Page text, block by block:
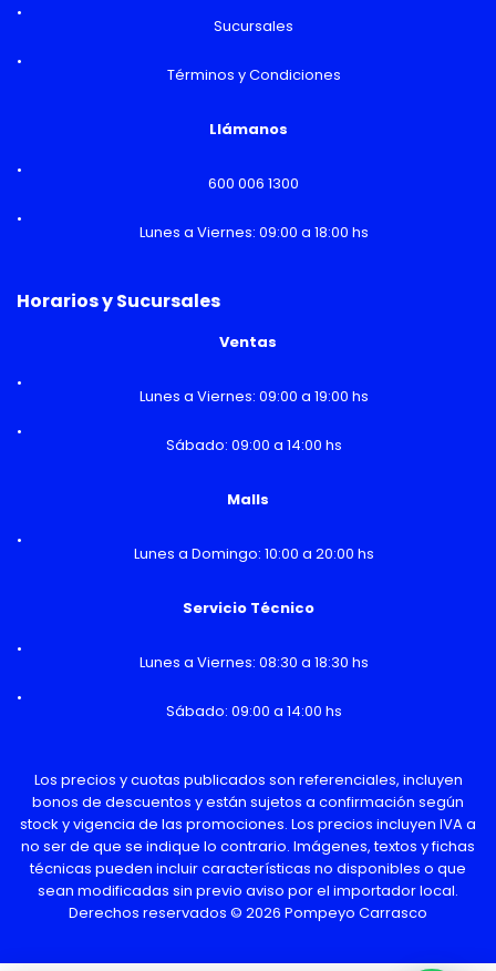
Sucursales
Términos y Condiciones
Llámanos
600 006 1300
Lunes a Viernes: 09:00 a 18:00 hs
Horarios y Sucursales
Ventas
Lunes a Viernes: 09:00 a 19:00 hs
Sábado: 09:00 a 14:00 hs
Malls
Lunes a Domingo: 10:00 a 20:00 hs
Servicio Técnico
Lunes a Viernes: 08:30 a 18:30 hs
Sábado: 09:00 a 14:00 hs
Los precios y cuotas publicados son referenciales, incluyen
bonos de descuentos y están sujetos a confirmación según
stock y vigencia de las promociones. Los precios incluyen IVA a
no ser de que se indique lo contrario. Imágenes, textos y fichas
técnicas pueden incluir características no disponibles o que
sean modificadas sin previo aviso por el importador local.
Derechos reservados © 2026 Pompeyo Carrasco